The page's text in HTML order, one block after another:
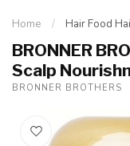
Home / Hair Food
BRONNER
Scalp
BRONNER BROTHERS